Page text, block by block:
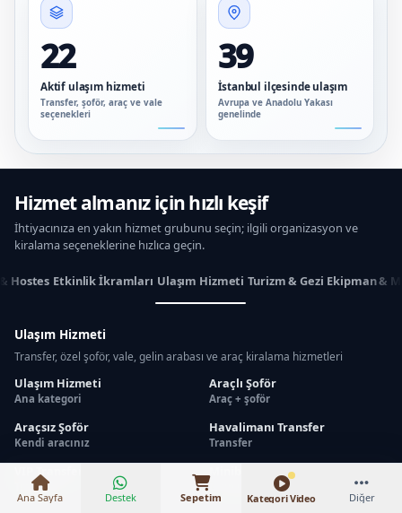
22
Aktif ulaşım hizmeti
Transfer, şoför, araç ve vale
seçenekleri
39
İstanbul ilçesinde ulaşım
Avrupa ve Anadolu Yakası
genelinde
Hizmet almanız için hızlı keşif
İhtiyacınıza en yakın hizmet grubunu seçin; ilgili organizasyon ve
kiralama seçeneklerine hızlıca geçin.
Hostes Etkinlik İkramları Ulaşım Hizmeti Turizm & Gezi Ekipman &
Ulaşım Hizmeti
Transfer, özel şoför, vale, gelin arabası ve araç kiralama hizmetleri
Ulaşım Hizmeti
Ana kategori
Araçlı Şoför
Araç + şoför
Araçsız Şoför
Kendi aracınız
Havalimanı Transfer
Transfer
VIP Transfer
Transfer
Minibüs Kiralama
Grup ulaşımı
Ana Sayfa Destek Sepetim Kategori Video Diğer